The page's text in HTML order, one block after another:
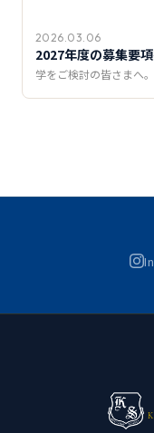
2026.03.06
2027年度の募集要
学をご検討の皆さまへ